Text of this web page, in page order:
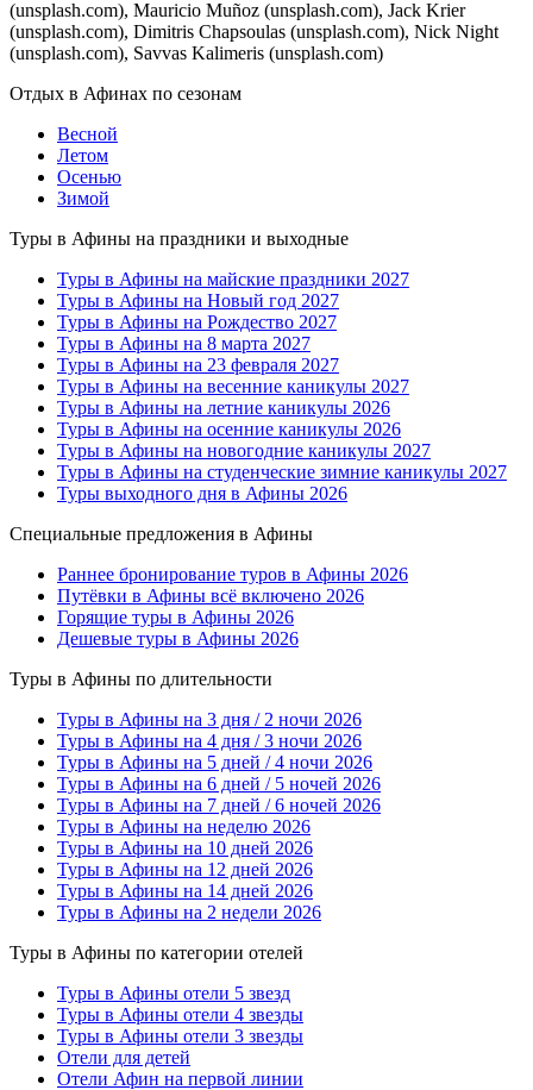
(unsplash.com), Mauricio Muñoz (unsplash.com), Jack Krier
(unsplash.com), Dimitris Chapsoulas (unsplash.com), Nick Night
(unsplash.com), Savvas Kalimeris (unsplash.com)
Отдых в Афинах по сезонам
Весной
Летом
Осенью
Зимой
Туры в Афины на праздники и выходные
Туры в Афины на майские праздники 2027
Туры в Афины на Новый год 2027
Туры в Афины на Рождество 2027
Туры в Афины на 8 марта 2027
Туры в Афины на 23 февраля 2027
Туры в Афины на весенние каникулы 2027
Туры в Афины на летние каникулы 2026
Туры в Афины на осенние каникулы 2026
Туры в Афины на новогодние каникулы 2027
Туры в Афины на студенческие зимние каникулы 2027
Туры выходного дня в Афины 2026
Специальные предложения в Афины
Раннее бронирование туров в Афины 2026
Путёвки в Афины всё включено 2026
Горящие туры в Афины 2026
Дешевые туры в Афины 2026
Туры в Афины по длительности
Туры в Афины на 3 дня / 2 ночи 2026
Туры в Афины на 4 дня / 3 ночи 2026
Туры в Афины на 5 дней / 4 ночи 2026
Туры в Афины на 6 дней / 5 ночей 2026
Туры в Афины на 7 дней / 6 ночей 2026
Туры в Афины на неделю 2026
Туры в Афины на 10 дней 2026
Туры в Афины на 12 дней 2026
Туры в Афины на 14 дней 2026
Туры в Афины на 2 недели 2026
Туры в Афины по категории отелей
Туры в Афины отели 5 звезд
Туры в Афины отели 4 звезды
Туры в Афины отели 3 звезды
Отели для детей
Отели Афин на первой линии